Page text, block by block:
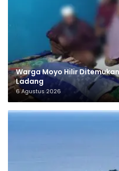
Warga Moyo Hilir
Ladang
6 Agustus 2026